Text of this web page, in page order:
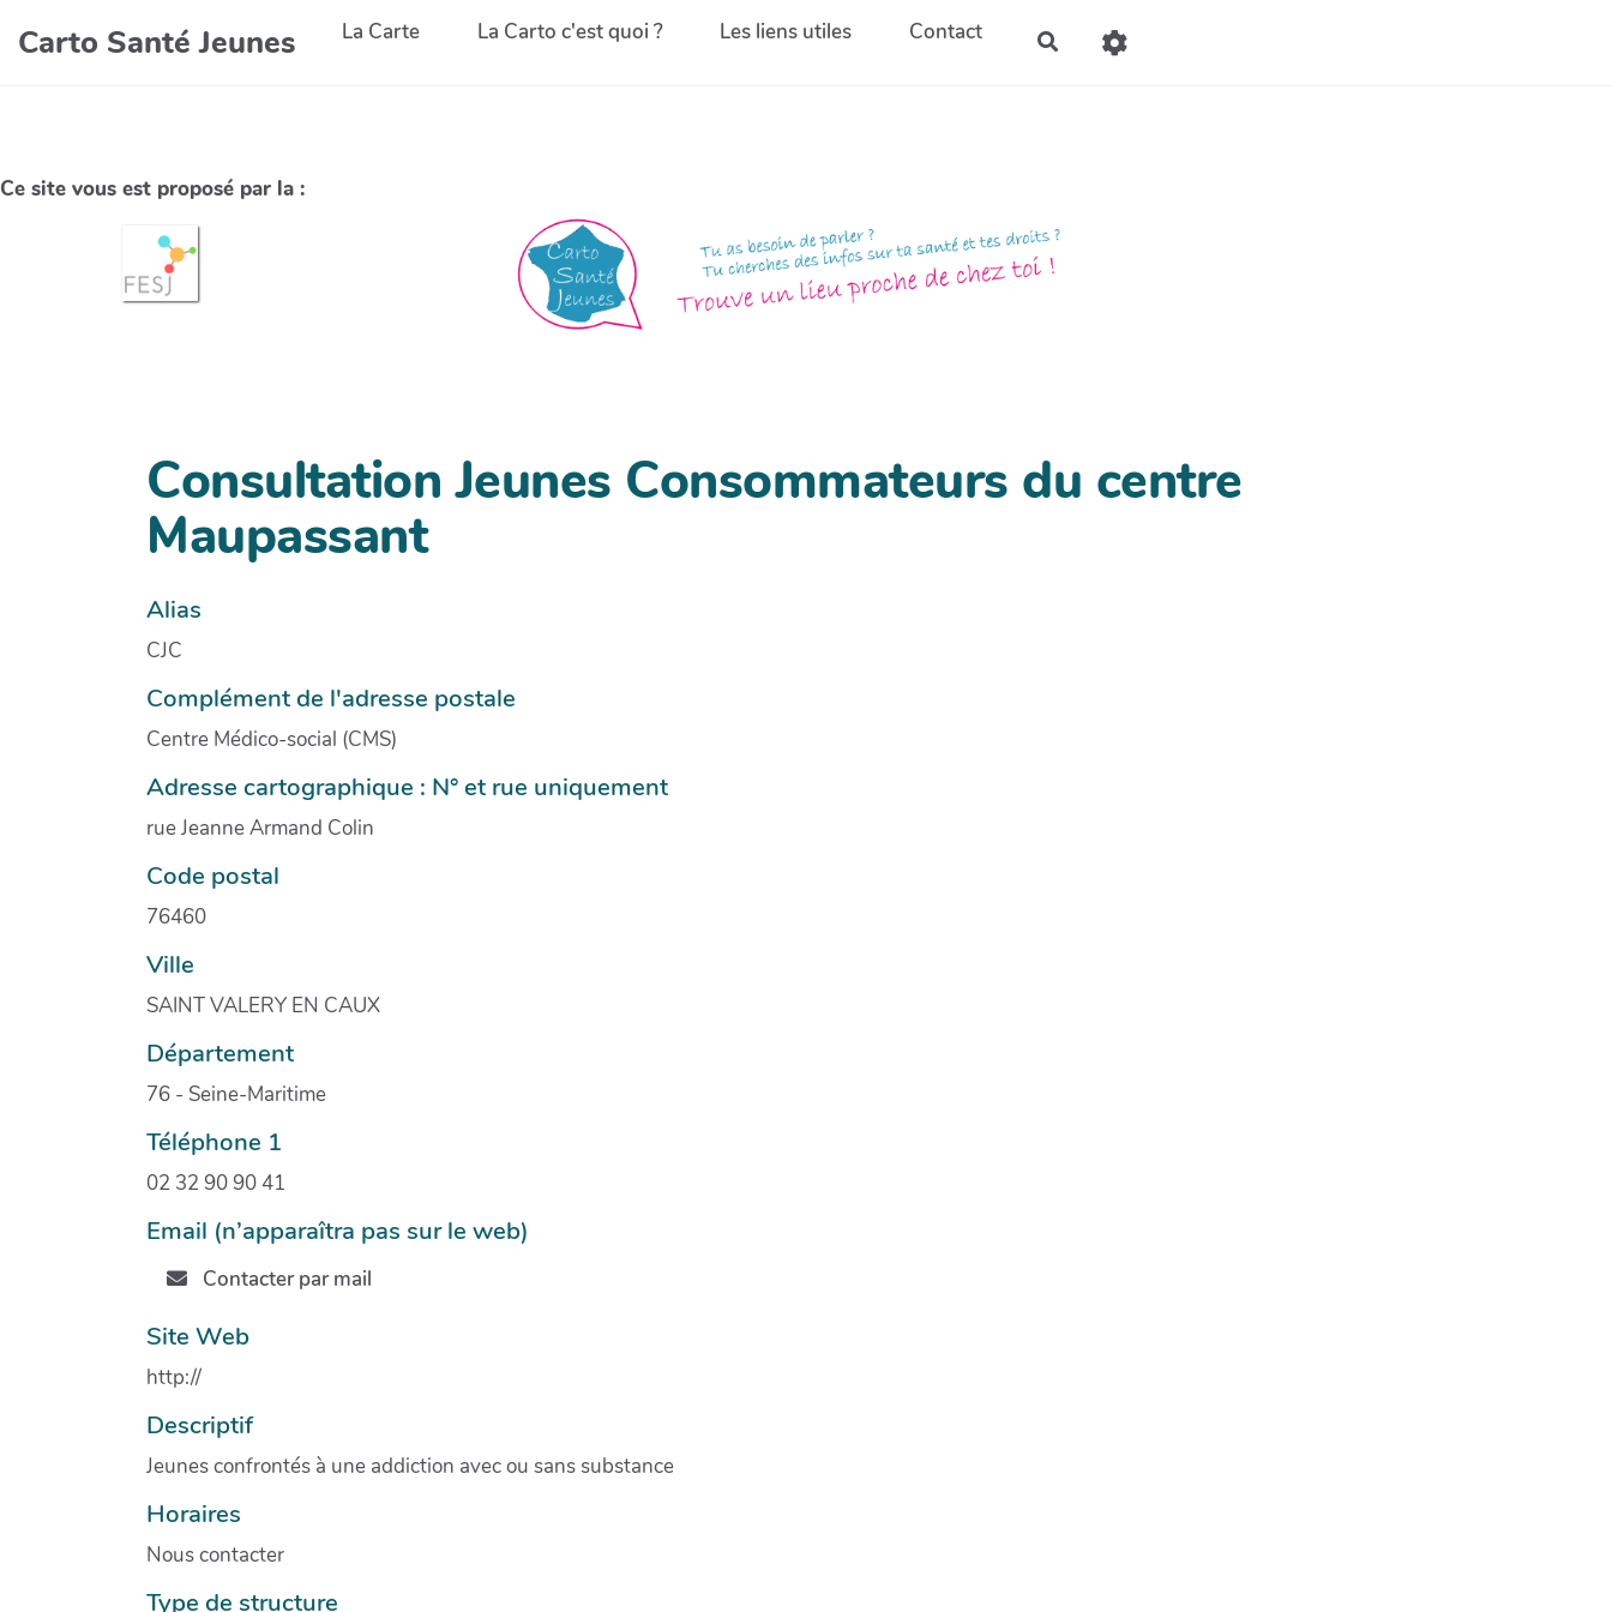
Carto Santé Jeunes La Carte La Carto c'est quoi ? Les liens utiles Contact
Ce site vous est proposé par la :
Consultation Jeunes Consommateurs du centre
Maupassant
Alias
CJC
Complément de l'adresse postale
Centre Médico-social (CMS)
Adresse cartographique : N° et rue uniquement
rue Jeanne Armand Colin
Code postal
76460
Ville
SAINT VALERY EN CAUX
Département
76 - Seine-Maritime
Téléphone 1
02 32 90 90 41
Email (n’apparaîtra pas sur le web)
Contacter par mail
Site Web
http://
Descriptif
Jeunes confrontés à une addiction avec ou sans substance
Horaires
Nous contacter
Type de structure